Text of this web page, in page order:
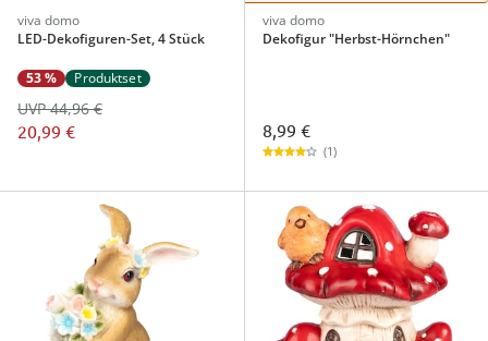
viva domo
LED-Dekofiguren-Set, 4 Stück
53 % Produktset
20,99 €
UVP 44,96 €
viva domo
Dekofigur "Herbst-Hörnchen"
8,99 €
(1)